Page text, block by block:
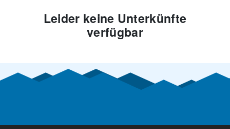
Leider keine Unterkünfte
verfügbar